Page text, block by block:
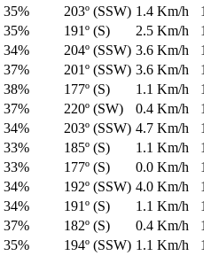
35% 203º (SSW) 1.4 Km/h
35% 191º (S) 2.5 Km/h
34% 204º (SSW) 3.6 Km/h
37% 201º (SSW) 3.6 Km/h
38% 177º (S) 1.1 Km/h
37% 220º (SW) 0.4 Km/h
34% 203º (SSW) 4.7 Km/h
33% 185º (S) 1.1 Km/h
33% 177º (S) 0.0 Km/h
34% 192º (SSW) 4.0 Km/h
34% 191º (S) 1.1 Km/h
37% 182º (S) 0.4 Km/h
35% 194º (SSW) 1.1 Km/h